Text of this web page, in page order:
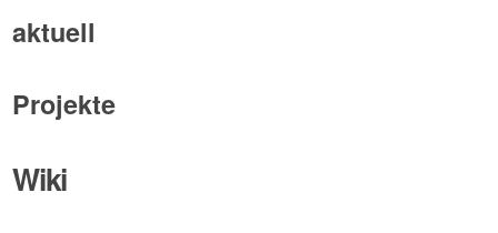
aktuell
Projekte
Wiki